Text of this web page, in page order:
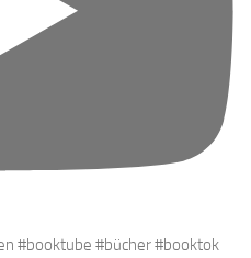
#booktube #bücher #booktok